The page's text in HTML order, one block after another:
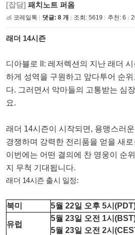
[잡담] 패치노트 퍼옴
코레일톡 댓글: 8 개 조회: 5619 추천: 6
래더 14시즌
디아블로 II: 레저렉션의 지난 래더
하게 성역을 구원하고 앞다투어 순
다. 그러면서 악마들의 고통받는 심
요.
래더 14시즌이 시작되면, 용맹스러
경쟁하며 강력한 전리품을 얻을 새
이번에는 어떤 결의에 찬 영웅이 순
지 무척 기대됩니다.
래더 14시즌 출시 일정:
북미 5월 22일 오후 5시
유럽
5월 23일 오전 1시
5월 23일 오전 2시